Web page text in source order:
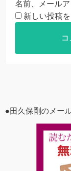
名前、メール
新しい投稿
●田久保剛のメー